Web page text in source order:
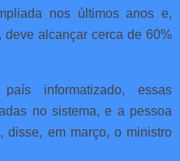
nos últimos anos e,
alcançar cerca de 60%
informatizado, essas
no sistema, e a pessoa
disse, em março, o ministro